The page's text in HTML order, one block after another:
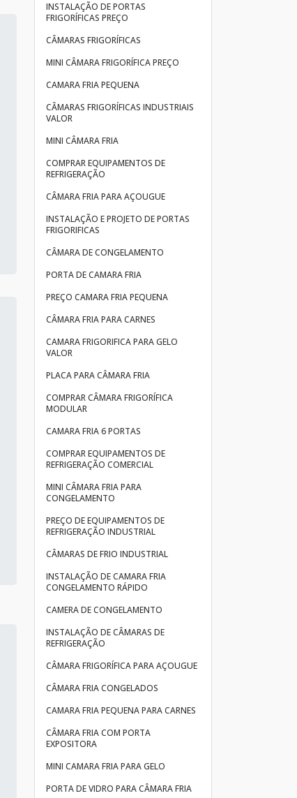
INSTALAÇÃO DE PORTAS
FRIGORÍFICAS PREÇO
CÂMARAS FRIGORÍFICAS
MINI CÂMARA FRIGORÍFICA PREÇO
CAMARA FRIA PEQUENA
CÂMARAS FRIGORÍFICAS INDUSTRIAIS
VALOR
MINI CÂMARA FRIA
COMPRAR EQUIPAMENTOS DE
REFRIGERAÇÃO
CÂMARA FRIA PARA AÇOUGUE
INSTALAÇÃO E PROJETO DE PORTAS
FRIGORIFICAS
CÂMARA DE CONGELAMENTO
PORTA DE CAMARA FRIA
PREÇO CAMARA FRIA PEQUENA
CÂMARA FRIA PARA CARNES
CAMARA FRIGORIFICA PARA GELO
VALOR
PLACA PARA CÂMARA FRIA
COMPRAR CÂMARA FRIGORÍFICA
MODULAR
CAMARA FRIA 6 PORTAS
COMPRAR EQUIPAMENTOS DE
REFRIGERAÇÃO COMERCIAL
MINI CÂMARA FRIA PARA
CONGELAMENTO
PREÇO DE EQUIPAMENTOS DE
REFRIGERAÇÃO INDUSTRIAL
CÂMARAS DE FRIO INDUSTRIAL
INSTALAÇÃO DE CAMARA FRIA
CONGELAMENTO RÁPIDO
CAMERA DE CONGELAMENTO
INSTALAÇÃO DE CÂMARAS DE
REFRIGERAÇÃO
CÂMARA FRIGORÍFICA PARA AÇOUGUE
CÂMARA FRIA CONGELADOS
CAMARA FRIA PEQUENA PARA CARNES
CÂMARA FRIA COM PORTA
EXPOSITORA
MINI CAMARA FRIA PARA GELO
PORTA DE VIDRO PARA CÂMARA FRIA